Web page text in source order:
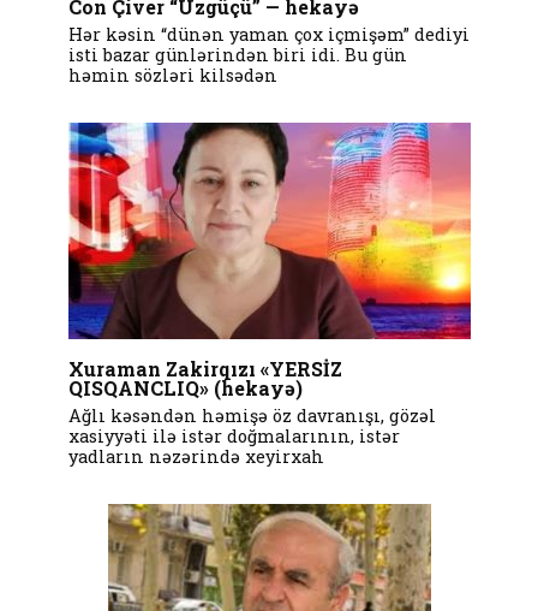
Con Çiver “Üzgüçü” — hekayə
Hər kəsin “dünən yaman çox içmişəm” dediyi
isti bazar günlərindən biri idi. Bu gün
həmin sözləri kilsədən
Xuraman Zakirqızı «YERSİZ
QISQANCLIQ» (hekayə)
Ağlı kəsəndən həmişə öz davranışı, gözəl
xasiyyəti ilə istər doğmalarının, istər
yadların nəzərində xeyirxah